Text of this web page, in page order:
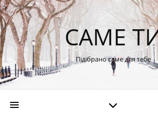
САМЕ
Підібрано саме для тебе